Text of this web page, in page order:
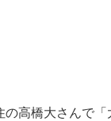
高橋大さんで「